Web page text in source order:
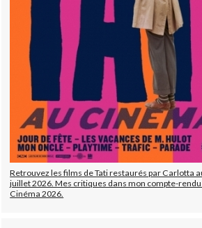
Retrouvez les films de Tati restaurés par Carlotta
juillet 2026. Mes critiques dans mon compte-
Cinéma 2026.